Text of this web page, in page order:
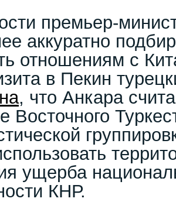
премьер-
аккуратно
отношениям с
в Пекин
, что Анкара
Восточного
ущерба
КНР.